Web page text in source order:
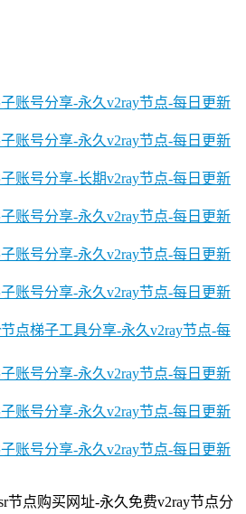
账号分享-永久v2ray节点-每日更新
账号分享-永久v2ray节点-每日更新
账号分享-长期v2ray节点-每日更新
账号分享-永久v2ray节点-每日更新
账号分享-永久v2ray节点-每日更新
账号分享-永久v2ray节点-每日更新
点梯子工具分享-永久v2ray节点-每
账号分享-永久v2ray节点-每日更新
账号分享-永久v2ray节点-每日更新
账号分享-永久v2ray节点-每日更新
节点购买网址-永久免费v2ray节点分